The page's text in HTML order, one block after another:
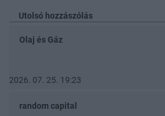
Utolsó hozzászólás
Olaj és Gáz
2026. 07. 25. 19:23
random capital